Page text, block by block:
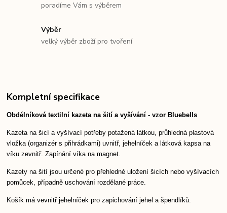
poradíme Vám s výběrem
Výběr
velký výběr zboží pro tvoření
Kompletní specifikace
Obdélníková textilní kazeta na šití a vyšívání - vzor Bluebells
Kazeta na šicí a vyšívací potřeby potažená látkou, průhledná plastová
vložka (organizér s přihrádkami) uvnitř, jehelníček a látková kapsa na
víku zevnitř. Zapínání víka na magnet.
Kazety na šití jsou určené pro přehledné uložení šicích nebo vyšívacích
pomůcek, případně uschování rozdělané práce.
Košík má vevnitř jehelníček pro zapichování jehel a špendlíků.